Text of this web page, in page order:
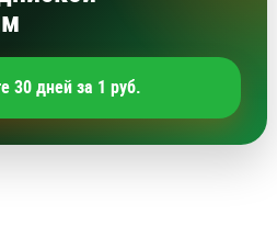
30 дней за 1 руб.